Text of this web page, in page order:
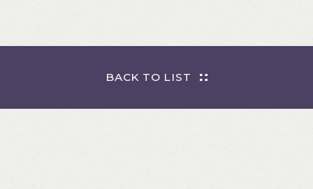
BACK TO LIST